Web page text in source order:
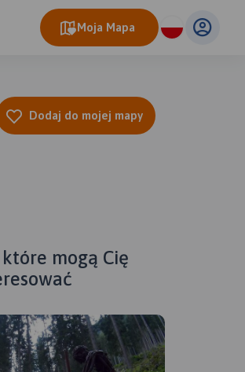
Moja Mapa
Dodaj do mojej mapy
które mogą Cię